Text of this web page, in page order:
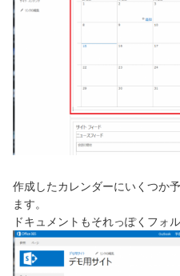
作成したカレンダーにいくつか
ます。
ドキュメントもそれっぽくフォ